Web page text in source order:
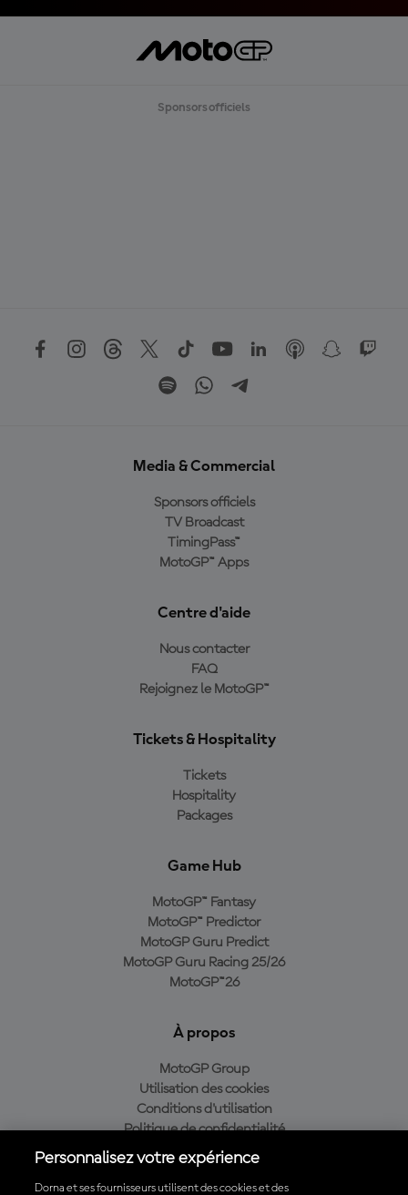
Sponsors officiels
Media & Commercial
Sponsors officiels
TV Broadcast
TimingPass™
MotoGP™ Apps
Centre d'aide
Nous contacter
FAQ
Rejoignez le MotoGP™
Tickets & Hospitality
Tickets
Hospitality
Packages
Game Hub
MotoGP™ Fantasy
MotoGP™ Predictor
MotoGP Guru Predict
MotoGP Guru Racing 25/26
MotoGP™26
À propos
MotoGP Group
Utilisation des cookies
Conditions d'utilisation
Politique de confidentialité
Politique d’achat
Personnalisez votre expérience
Dorna et ses fournisseurs utilisent des cookies et des